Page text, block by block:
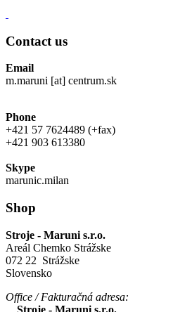
Contact us
Email
m.maruni [at] centrum.sk
Phone
+421 57 7624489 (+fax)
+421 903 613380
Skype
marunic.milan
Shop
Stroje - Maruni s.r.o.
Areál Chemko Strážske
072 22 Strážske
Slovensko
Office / Fakturačná adresa:
Stroje - Maruni s.r.o.